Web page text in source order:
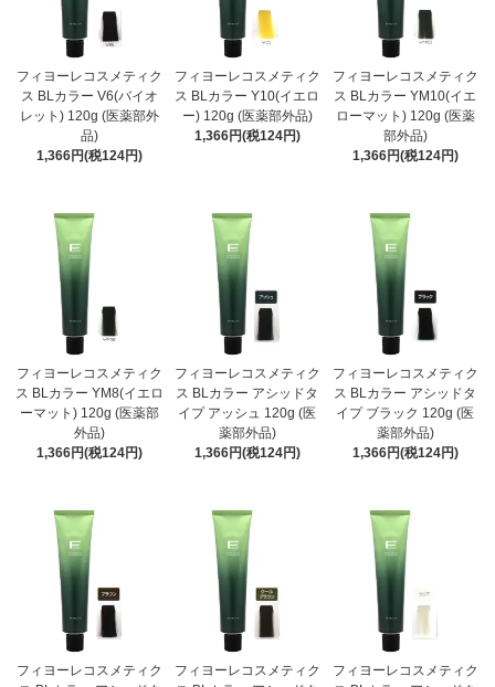
フィヨーレコスメティク
ス BLカラー V6(バイオ
レット) 120g (医薬部外
品)
1,366円(税124円)
フィヨーレコスメティク
ス BLカラー Y10(イエロ
ー) 120g (医薬部外品)
1,366円(税124円)
フィヨーレコスメティク
ス BLカラー YM10(イエ
ローマット) 120g (医薬
部外品)
1,366円(税124円)
フィヨーレコスメティク
ス BLカラー YM8(イエロ
ーマット) 120g (医薬部
外品)
1,366円(税124円)
フィヨーレコスメティク
ス BLカラー アシッドタ
イプ アッシュ 120g (医
薬部外品)
1,366円(税124円)
フィヨーレコスメティク
ス BLカラー アシッドタ
イプ ブラック 120g (医
薬部外品)
1,366円(税124円)
フィヨーレコスメティク
フィヨーレコスメティク
フィヨーレコスメティク